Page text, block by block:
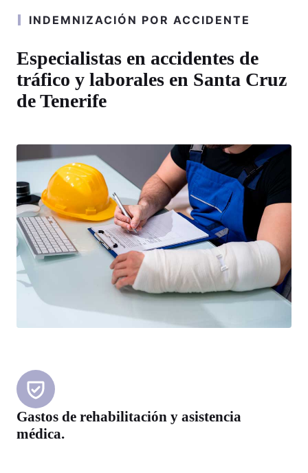
INDEMNIZACIÓN POR ACCIDENTE
Especialistas en accidentes de
tráfico y laborales en Santa Cruz
de Tenerife
Gastos de rehabilitación y asistencia
médica.